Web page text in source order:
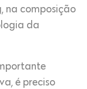
na composição
da
é preciso